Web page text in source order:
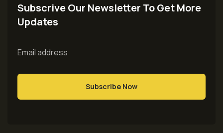
Subscrive Our Newsletter To Get More
Updates